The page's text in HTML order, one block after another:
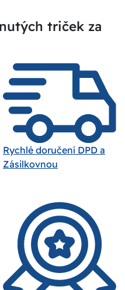
triček za
Rychlé doručení DPD a
Zásilkovnou